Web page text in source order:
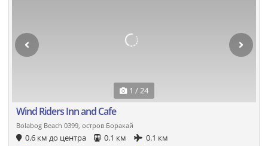
1 / 24
Wind Riders Inn and Cafe
Bolabog Beach 0399, остров Боракай
0.6 км до центра 0.1 км
0.1 км